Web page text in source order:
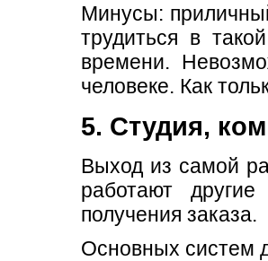
Минусы:
трудиться в
времени.
человеке. Как
5. Студия,
Выход из самой
работают
получения заказа.
Основных систем